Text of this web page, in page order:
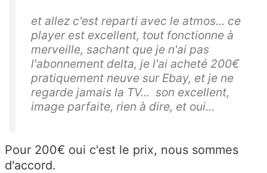
et allez c'est reparti avec le atmos... ce
player est excellent, tout fonctionne à
merveille, sachant que je n'ai pas
l'abonnement delta, je l'ai acheté 200€
pratiquement neuve sur Ebay, et je ne
regarde jamais la TV... son excellent,
image parfaite, rien à dire, et oui...
Pour 200€ oui c'est le prix, nous sommes
d'accord.